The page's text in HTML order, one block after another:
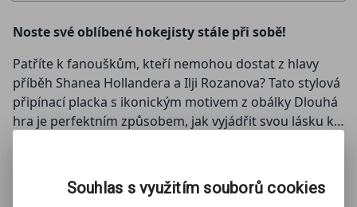
Noste své oblíbené hokejisty stále při sobě!
Patříte k fanouškům, kteří nemohou dostat z hlavy
příběh Shanea Hollandera a Ilji Rozanova? Tato stylová
připínací placka s ikonickým motivem z obálky Dlouhá
hra je perfektním způsobem, jak vyjádřit svou lásku k
Ať už si ji připnete na batoh, džínovou bundu nebo na
naši novou plátěnou tašku Game Changers, tento malý
Souhlas s využitím souborů cookies